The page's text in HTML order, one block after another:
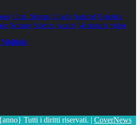
Com. Stampa Epatiti featured Genetica
Science Scienza vaccini Veterinaria video
Tutti i diritti riservati. | CoverNews